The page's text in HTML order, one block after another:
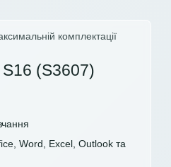
комплектації
(S3607)
Word, Excel, Outlook та